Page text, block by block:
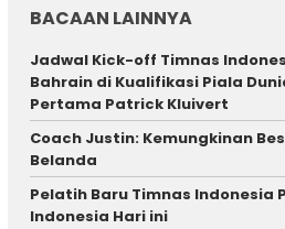
BACAAN LAINNYA
Jadwal Kick-off Timnas
Bahrain di Kualifikasi Piala
Pertama Patrick Kluivert
Coach Justin: Kemungkinan
Belanda
Pelatih Baru Timnas
Indonesia Hari ini